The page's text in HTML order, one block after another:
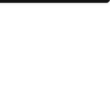
Propulsé par Miitems